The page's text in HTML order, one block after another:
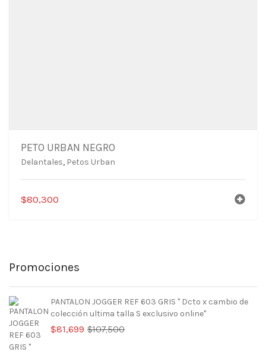
PETO URBAN NEGRO
Delantales, Petos Urban
$80,300
Promociones
PANTALON JOGGER REF 603 GRIS " Dcto x cambio de
colección ultima talla S exclusivo online"
$107,500El
$81,699
El